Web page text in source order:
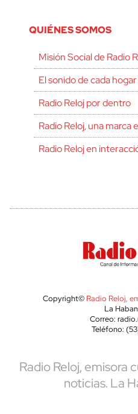
QUIÉNES SOMOS
Misión Social de Radio
El sonido de cada
Radio Reloj por dentro
Radio Reloj, una marca
Radio Reloj en
Copyright© Radio Reloj,
La
Correo:
Teléfono:
Radio Reloj, emisora
noticias. La